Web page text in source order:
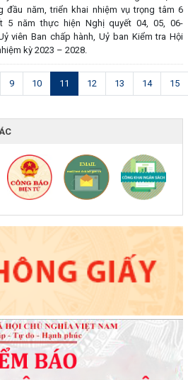
đầu năm, triển khai nhiệm vụ trọng tâm 6
5 năm thực hiện Nghị quyết 04, 05, 06-
viên Ban chấp hành, Uỷ ban Kiểm tra Hội
kỳ 2023 – 2028.
9 10 11 (current)
12 13 14 15